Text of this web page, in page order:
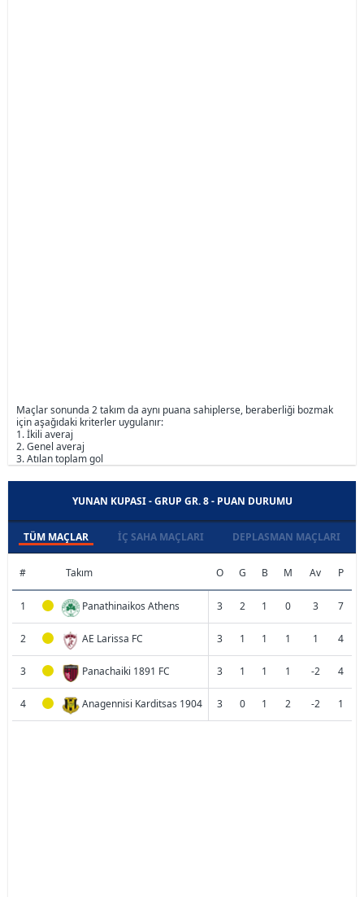
Maçlar sonunda 2 takım da aynı puana sahiplerse, beraberliği bozmak
için aşağıdaki kriterler uygulanır:
1. İkili averaj
2. Genel averaj
3. Atılan toplam gol
YUNAN KUPASI - GRUP GR. 8 - PUAN DURUMU
TÜM MAÇLAR İÇ SAHA MAÇLARI DEPLASMAN MAÇLARI
# Takım O G B M Av P
1 Panathinaikos Athens 3 2 1 0 3 7
2 AE Larissa FC 3 1 1 1 1 4
3 Panachaiki 1891 FC 3 1 1 1 -2 4
4 Anagennisi Karditsas 1904 3 0 1 2 -2 1